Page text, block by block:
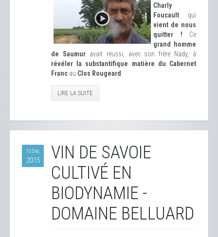
Charly
Foucault qui
vient de nous
quitter ! Ce
grand homme
de Saumuravait réussi, avec son frère Nady, à
révéler la substantifique matière du Cabernet
Franc au Clos Rougeard
LIRE LA SUITE
15 Déc
2015
VIN DE SAVOIE
CULTIVÉ EN
BIODYNAMIE -
DOMAINE BELLUARD